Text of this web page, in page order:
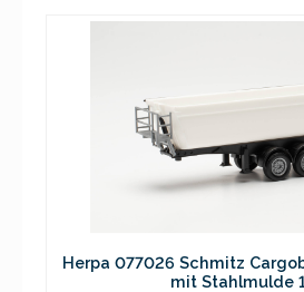
Herpa 077026 Schmitz
mit Stahlmulde